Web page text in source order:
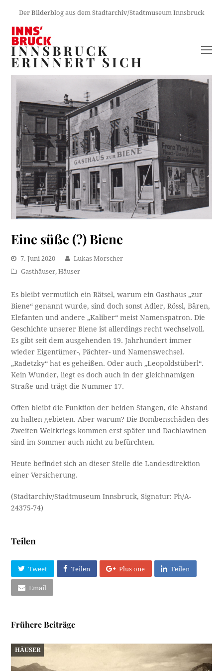
Der Bilderblog aus dem Stadtarchiv/Stadtmuseum Innsbruck
INNSBRUCK
ERINNERT SICH
Eine süße (?) Biene
7. Juni 2020
Lukas Morscher
Gasthäuser,Häuser
Es bleibt vermutlich ein Rätsel, warum ein Gasthaus „zur
Biene“ genannt wurde, sind doch sonst Adler, Rössl, Bären,
Elefanten und andere „Kaliber“ meist Namenspatron. Die
Geschichte unserer Biene ist allerdings recht wechselvoll.
Es gibt seit dem ausgehenden 19. Jahrhundert immer
wieder Eigentümer-, Pächter- und Namenswechsel.
„Radetzky“ hat es geheißen. Oder auch „Leopoldstüberl“.
Kein Wunder, liegt es doch auch in der gleichnamigen
Straße und trägt die Nummer 17.
Offen bleibt die Funktion der beiden Stangen, die Abstand
zu halten gebieten. Aber warum? Die Bombenschäden des
Zweiten Weltkriegs kommen erst später und Dachlawinen
sind im Sommer auch nicht zu befürchten.
Heute befindet sich an dieser Stelle die Landesdirektion
einer Versicherung.
(Stadtarchiv/Stadtmuseum Innsbruck, Signatur: Ph/A-
24375-74)
Teilen
Tweet Teilen Plus one Teilen
Email
Frühere Beiträge
HÄUSER